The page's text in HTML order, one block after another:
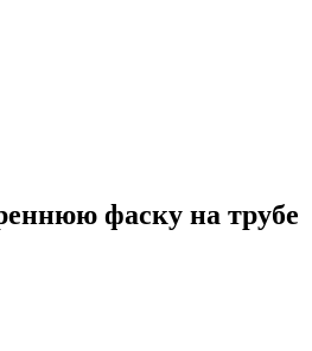
фаску на трубе